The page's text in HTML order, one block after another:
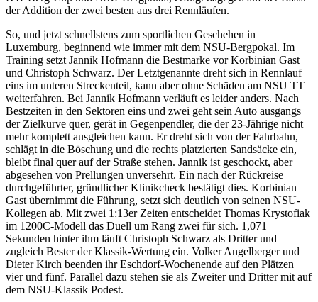
der Addition der zwei besten aus drei Rennläufen.
So, und jetzt schnellstens zum sportlichen Geschehen in
Luxemburg, beginnend wie immer mit dem NSU-Bergpokal. Im
Training setzt Jannik Hofmann die Bestmarke vor Korbinian Gast
und Christoph Schwarz. Der Letztgenannte dreht sich in Rennlauf
eins im unteren Streckenteil, kann aber ohne Schäden am NSU TT
weiterfahren. Bei Jannik Hofmann verläuft es leider anders. Nach
Bestzeiten in den Sektoren eins und zwei geht sein Auto ausgangs
der Zielkurve quer, gerät in Gegenpendler, die der 23-Jährige nicht
mehr komplett ausgleichen kann. Er dreht sich von der Fahrbahn,
schlägt in die Böschung und die rechts platzierten Sandsäcke ein,
bleibt final quer auf der Straße stehen. Jannik ist geschockt, aber
abgesehen von Prellungen unversehrt. Ein nach der Rückreise
durchgeführter, gründlicher Klinikcheck bestätigt dies. Korbinian
Gast übernimmt die Führung, setzt sich deutlich von seinen NSU-
Kollegen ab. Mit zwei 1:13er Zeiten entscheidet Thomas Krystofiak
im 1200C-Modell das Duell um Rang zwei für sich. 1,071
Sekunden hinter ihm läuft Christoph Schwarz als Dritter und
zugleich Bester der Klassik-Wertung ein. Volker Angelberger und
Dieter Kirch beenden ihr Eschdorf-Wochenende auf den Plätzen
vier und fünf. Parallel dazu stehen sie als Zweiter und Dritter mit auf
dem NSU-Klassik Podest.